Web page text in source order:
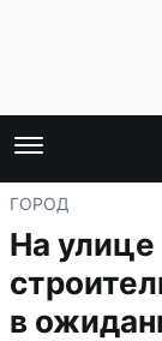
ГОРОД
На улице
в